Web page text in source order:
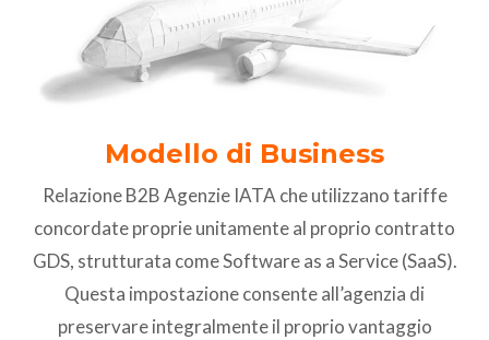
Modello di Business
Relazione B2B Agenzie IATA che utilizzano tariffe
concordate proprie unitamente al proprio contratto
GDS, strutturata come Software as a Service (SaaS).
Questa impostazione consente all’agenzia di
preservare integralmente il proprio vantaggio